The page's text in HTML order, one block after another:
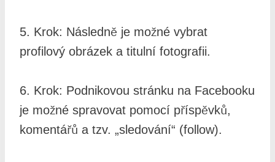
5. Krok: Následně je možné vybrat
profilový obrázek a titulní fotografii.
6. Krok: Podnikovou stránku na Facebooku
je možné spravovat pomocí příspěvků,
komentářů a tzv. „sledování“ (follow).